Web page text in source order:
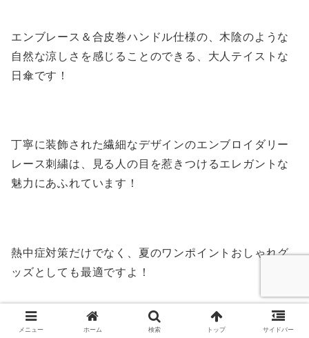
エンブレース＆合皮巻ハンドル仕様の、木陰のような
自然な涼しさを感じることのできる、大人テイストな
日傘です！
丁寧に装飾された繊細なデザインのエンブロイダリー
レース刺繍は、見る人の目を惹きつけるエレガントな
魅力にあふれています！
熱中症対策だけでなく、夏のワンポイントおしゃれグ
ッズとしても最適ですよ！
メニュー ホーム 検索 トップ サイドバー